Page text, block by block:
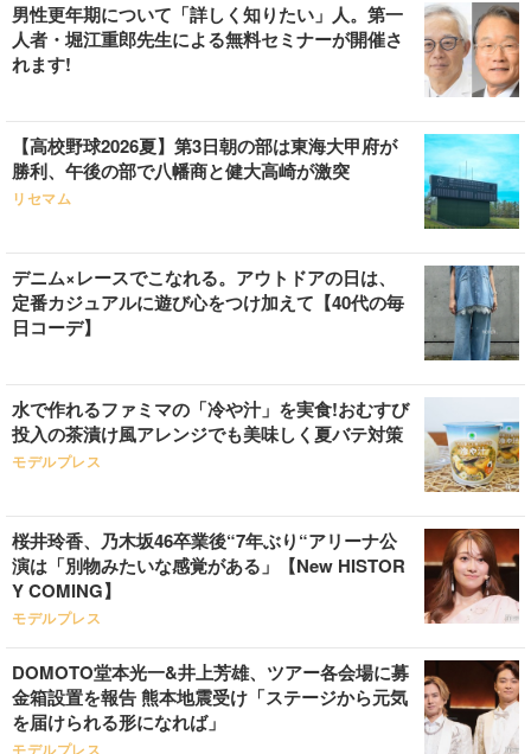
男性更年期について「詳しく知りたい」人。第一
人者・堀江重郎先生による無料セミナーが開催さ
れます!
【高校野球2026夏】第3日朝の部は東海大甲府が
勝利、午後の部で八幡商と健大高崎が激突
リセマム
デニム×レースでこなれる。アウトドアの日は、
定番カジュアルに遊び心をつけ加えて【40代の毎
日コーデ】
水で作れるファミマの「冷や汁」を実食!おむすび
投入の茶漬け風アレンジでも美味しく夏バテ対策
モデルプレス
桜井玲香、乃木坂46卒業後“7年ぶり“アリーナ公
演は「別物みたいな感覚がある」【New HISTOR
Y COMING】
モデルプレス
DOMOTO堂本光一&井上芳雄、ツアー各会場に募
金箱設置を報告 熊本地震受け「ステージから元気
を届けられる形になれば」
モデルプレス